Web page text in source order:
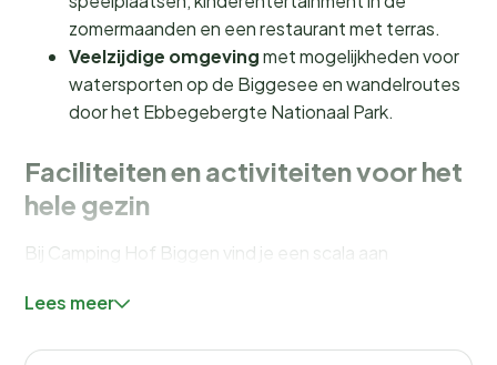
zomermaanden en een restaurant met terras.
Veelzijdige omgevingmet mogelijkheden voor
watersporten op de Biggesee en wandelroutes
door het Ebbegebergte Nationaal Park.
Faciliteiten en activiteiten voor het
hele gezin
Bij Camping Hof Biggen vind je een scala aan
Hoewel er geen zwembad is, biedt de nabijgelegen
Lees meer